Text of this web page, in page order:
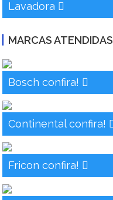
Lavadora
MARCAS ATENDIDAS
Bosch confira!
Continental confira!
Fricon confira!